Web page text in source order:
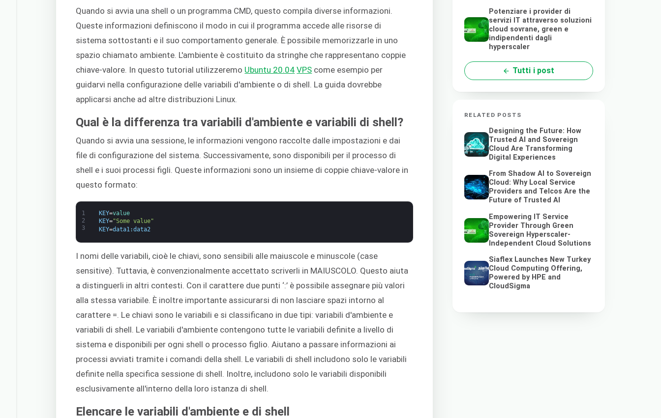
Quando si avvia una shell o un programma CMD, questo compila diverse informazioni.
Queste informazioni definiscono il modo in cui il programma accede alle risorse di
sistema sottostanti e il suo comportamento generale. È possibile memorizzarle in uno
spazio chiamato ambiente. L'ambiente è costituito da stringhe che rappresentano coppie
chiave-valore. In questo tutorial utilizzeremo Ubuntu 20.04 VPS come esempio per
guidarvi nella configurazione delle variabili d'ambiente o di shell. La guida dovrebbe
applicarsi anche ad altre distribuzioni Linux.
Qual è la differenza tra variabili d'ambiente e variabili di shell?
Quando si avvia una sessione, le informazioni vengono raccolte dalle impostazioni e dai
file di configurazione del sistema. Successivamente, sono disponibili per il processo di
shell e i suoi processi figli. Queste informazioni sono un insieme di coppie chiave-valore in
questo formato:
1
2
3
KEY=value
KEY="Some value"
KEY=data1:data2
I nomi delle variabili, cioè le chiavi, sono sensibili alle maiuscole e minuscole (case
sensitive). Tuttavia, è convenzionalmente accettato scriverli in MAIUSCOLO. Questo aiuta
a distinguerli in altri contesti. Con il carattere due punti ‘:’ è possibile assegnare più valori
alla stessa variabile. È inoltre importante assicurarsi di non lasciare spazi intorno al
carattere =. Le chiavi sono le variabili e si classificano in due tipi: variabili d'ambiente e
variabili di shell. Le variabili d'ambiente contengono tutte le variabili definite a livello di
sistema e disponibili per ogni shell o processo figlio. Aiutano a passare informazioni ai
processi avviati tramite i comandi della shell. Le variabili di shell includono solo le variabili
definite nella specifica sessione di shell. Inoltre, includono solo le variabili disponibili
esclusivamente all'interno della loro istanza di shell.
Elencare le variabili d'ambiente e di shell
Potenziare i provider di
servizi IT attraverso soluzioni
cloud sovrane, green e
indipendenti dagli
hyperscaler
Tutti i post
RELATED POSTS
Designing the Future: How
Trusted AI and Sovereign
Cloud Are Transforming
Digital Experiences
From Shadow AI to Sovereign
Cloud: Why Local Service
Providers and Telcos Are the
Future of Trusted AI
Empowering IT Service
Provider Through Green
Sovereign Hyperscaler-
Independent Cloud Solutions
Siaflex Launches New Turkey
Cloud Computing Offering,
Powered by HPE and
CloudSigma